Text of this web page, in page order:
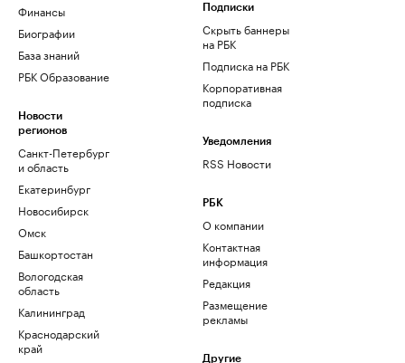
Финансы
Биографии
База знаний
РБК Образование
Новости
регионов
Санкт-Петербург
и область
Екатеринбург
Новосибирск
Омск
Башкортостан
Вологодская
область
Калининград
Краснодарский
край
Подписки
Скрыть баннеры
на РБК
Подписка на РБК
Корпоративная
подписка
Уведомления
RSS Новости
РБК
О компании
Контактная
информация
Редакция
Размещение
рекламы
Другие